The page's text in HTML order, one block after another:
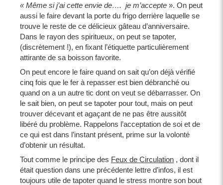
« Même si j’ai cette envie de…. je m’accepte ». On peut
aussi le faire devant la porte du frigo derrière laquelle se
trouve le reste de ce délicieux gâteau d’anniversaire.
Dans le rayon des spiritueux, on peut se tapoter,
(discrètement !), en fixant l’étiquette particulièrement
attirante de sa boisson favorite.
On peut encore le faire quand on sait qu’on déjà vérifié
cinq fois que le fer à repasser est bien débranché ou
quand on a un autre tic dont on veut se débarrasser. On
le sait bien, on peut se tapoter pour tout, mais on peut
trouver décevant et agaçant de ne pas être aussitôt
libéré du problème. Rappelons l’acceptation de soi et de
ce qui est dans l’instant présent, prime sur la volonté
d’obtenir un résultat.
Tout comme le principe des Feux de Circulation , dont il
était question dans une précédente lettre d’infos, il est
toujours utile de tapoter quand le stress montre son bout